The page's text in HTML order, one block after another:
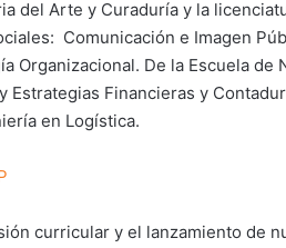
del Arte y Curaduría y la
Comunicación e Imagen
Organizacional. De la Escuela
Estrategias Financieras y
en Logística.
curricular y el lanzamiento de